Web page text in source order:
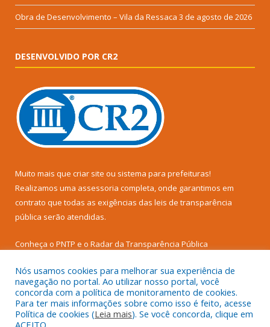
Obra de Desenvolvimento – Vila da Ressaca 3 de agosto de 2026
DESENVOLVIDO POR CR2
Muito mais que criar site ou sistema para prefeituras!
Realizamos uma assessoria completa, onde garantimos em
contrato que todas as exigências das leis de transparência
pública serão atendidas.
Conheça o PNTP e o Radar da Transparência Pública
Todos os direitos reservados a Prefeitura Municipal de Senador
José Porfírio.
Nós usamos cookies para melhorar sua experiência de
navegação no portal. Ao utilizar nosso portal, você
concorda com a política de monitoramento de cookies.
Para ter mais informações sobre como isso é feito, acesse
Política de cookies (Leia mais). Se você concorda, clique em
ACEITO.